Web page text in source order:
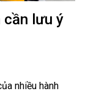
lưu ý
nhiều hành